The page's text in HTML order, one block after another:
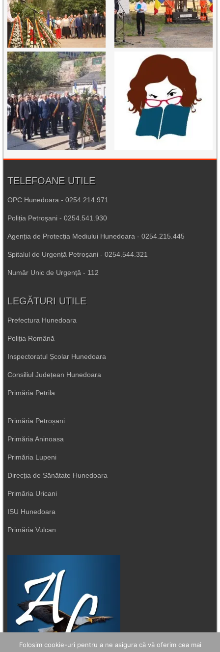
TELEFOANE UTILE
OPC Hunedoara - 0254.214.971
Poliția Petroșani - 0254.541.930
Agenția de Protecția Mediului Hunedoara - 0254.215.445
Spitalul de Urgență Petroșani - 0254.544.321
Număr Unic de Urgență - 112
LEGĂTURI UTILE
Prefectura Hunedoara
Poliția Română
Inspectoratul Școlar Hunedoara
Consiliul Județean Hunedoara
Primăria Petrila
Primăria Petroșani
Primăria Aninoasa
Primăria Lupeni
Direcția de Sănătate Hunedoara
Primăria Uricani
ISU Hunedoara
Primăria Vulcan
Folosim cookie-uri pentru a ne asigura că vă oferim cea mai